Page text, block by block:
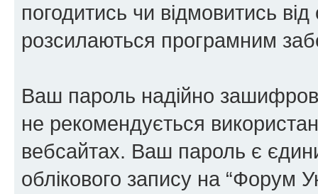
погодитись чи відмовитись
розсилаються програмним
Ваш пароль надійно
не рекомендується
вебсайтах. Ваш пароль є
облікового запису на “Форум